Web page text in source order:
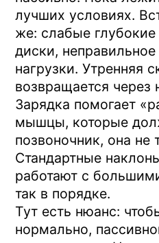
рукоятками, угол
90 градусов.
Методика — разработка
Евминова и профессора В.Я.
зарегистрированная в 1998
пор конструкция
менялась: доработки касались
материалов и эргономики,
осталась той же, что и в
За почти три десятилетия по
России занимались более 100
человек.